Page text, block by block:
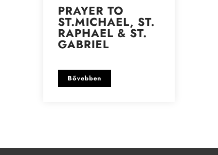
PRAYER TO
ST.MICHAEL, ST.
RAPHAEL & ST.
GABRIEL
Bővebben